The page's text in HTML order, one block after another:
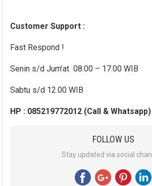
Customer Support :
Fast Respond !
Senin s/d Jum’at 08.00 – 17.00 WIB
Sabtu s/d 12.00 WIB
HP : 085219772012 (Call & Whatsapp)
FOLLOW US
Stay updated via social